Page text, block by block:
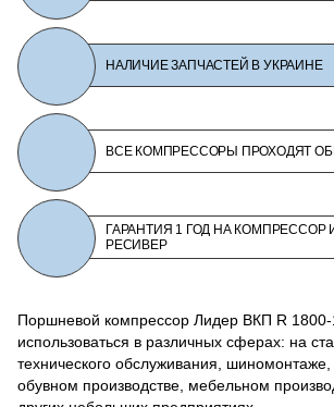
НАЛИЧИЕ ЗАПЧАСТЕЙ В УКРАИНЕ
ВСЕ КОМПРЕССОРЫ ПРОХОДЯТ
ГАРАНТИЯ 1 ГОД НА КОМПРЕССОР
РЕСИВЕР
Поршневой компрессор Лидер ВКП R
использоваться в различных сферах: на
технического обслуживания,
обувном производстве, мебельном